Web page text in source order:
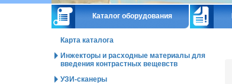
Каталог оборудования
Карта каталога
Инжекторы и расходные материалы для
введения контрастных вещевств
УЗИ-сканеры